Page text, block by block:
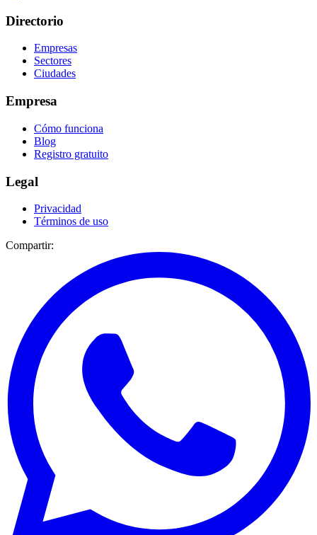
Directorio
Empresas
Sectores
Ciudades
Empresa
Cómo funciona
Blog
Registro gratuito
Legal
Privacidad
Términos de uso
Compartir: